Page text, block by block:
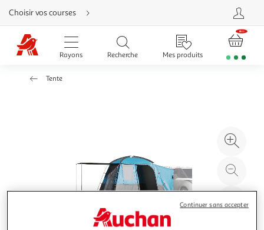
Aller
directement
au
contenu
Aller
directement
Aller
Choisir vos courses
Rayons Recherche Mes produits
Tente
à
100
le
Continuer sans accepter